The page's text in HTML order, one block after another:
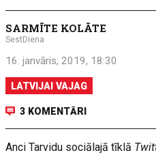
SARMĪTE KOLĀTE
SestDiena
16. janvāris, 2019, 18:30
LATVIJAI VAJAG
3 KOMENTĀRI
Anci Tarvidu sociālajā tīklā